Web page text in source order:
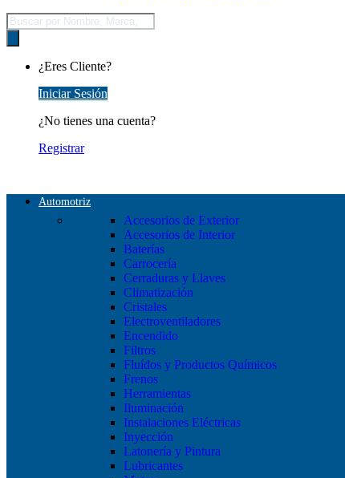
Búsqueda
de
productos
¿Eres Cliente?
Iniciar Sesión
¿No tienes una cuenta?
Registrar
Automotriz
Accesorios de Exterior
Accesorios de Interior
Baterías
Carrocería
Cerraduras y Llaves
Climatización
Cristales
Electroventiladores
Encendido
Filtros
Fluídos y Productos Químicos
Frenos
Herramientas
Iluminación
Instalaciones Eléctricas
Inyección
Latonería y Pintura
Lubricantes